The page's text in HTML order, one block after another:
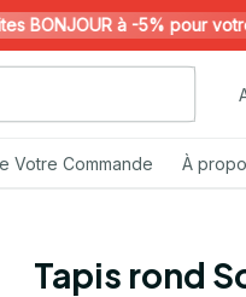
BONJOUR à -5% pour votre
Votre Commande À
Tapis rond